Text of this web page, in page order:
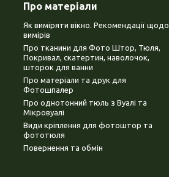
Про матеріали
Як виміряти вікно. Рекомендації щодо
вимірів
Про тканини для Фото Штор, Тюля,
Покривал, скатертин, наволочок,
шторок для ванни
Про матеріали та друк для
Фотошпалер
Про однотонний тюль з Вуалі та
Мікровуалі
Види кріплення для фотоштор та
фототюля
Повернення та обмін